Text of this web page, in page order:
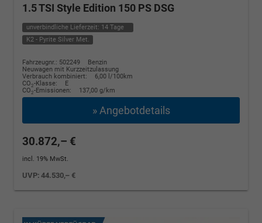
1.5 TSI Style Edition 150 PS DSG
unverbindliche Lieferzeit: 14 Tage
K2 - Pyrite Silver Met.
Fahrzeugnr.: 502249
Benzin
Neuwagen mit Kurzzeitzulassung
Verbrauch kombiniert:
6,00 l/100km
CO2-Klasse:
E
CO2-Emissionen: 137,00 g/km
» Angebotdetails
30.872,– €
incl. 19% MwSt.
UVP:44.530,– €